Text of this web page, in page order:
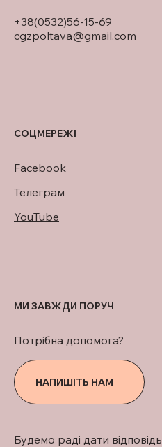
+38(0532)56-15-69
cgzpoltava@gmail.com
СОЦМЕРЕЖІ
Facebook
Телеграм
YouTube
Будемо раді дати відповідь
НАПИШІТЬ НАМ
Потрібна допомога?
МИ ЗАВЖДИ ПОРУЧ